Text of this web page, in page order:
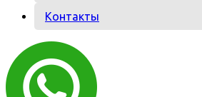
Контакты